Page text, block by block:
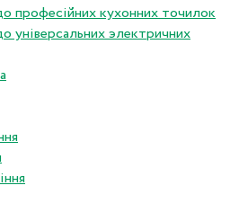
професiйних кухонних точилок
унiверсальних электричних